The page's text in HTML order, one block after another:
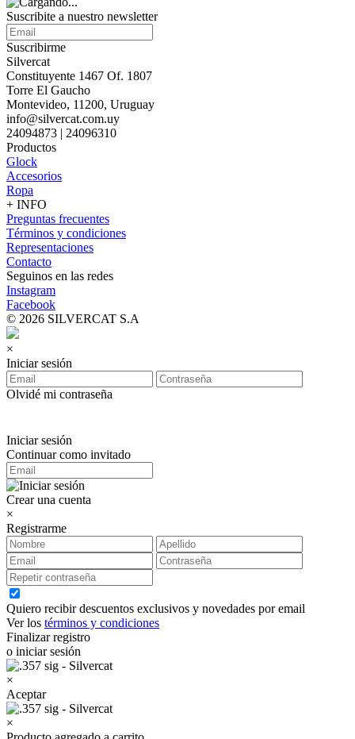
Suscribite a nuestro newsletter
Suscribirme
Silvercat
Constituyente 1467 Of. 1807
Torre El Gaucho
Montevideo, 11200, Uruguay
info@silvercat.com.uy
24094873 | 24096310
Productos
Glock
Accesorios
Ropa
+ INFO
Preguntas frecuentes
Términos y condiciones
Representaciones
Contacto
Seguinos en las redes
Instagram
Facebook
© 2026 SILVERCAT S.A
×
Iniciar sesión
Olvidé mi contraseña
Iniciar sesión
Continuar como invitado
Crear una cuenta
×
Registrarme
Quiero recibir descuentos exclusivos y novedades por email
Ver los términos y condiciones
Finalizar registro
o iniciar sesión
×
Aceptar
×